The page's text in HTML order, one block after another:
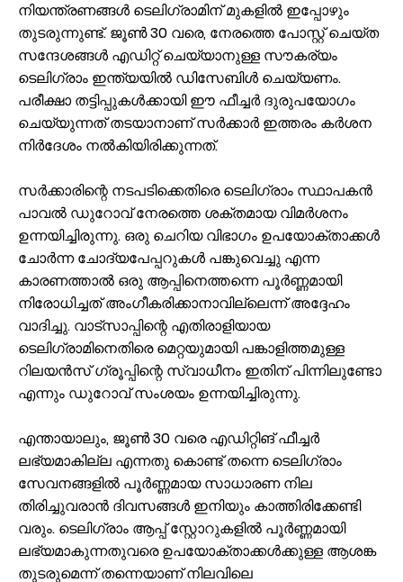
നിയന്ത്രണങ്ങൾ ടെലിഗ്രാമിന് മുകളിൽ ഇപ്പോഴും
തുടരുന്നുണ്ട്. ജൂൺ 30 വരെ, നേരത്തെ പോസ്റ്റ് ചെയ്ത
സന്ദേശങ്ങൾ എഡിറ്റ് ചെയ്യാനുള്ള സൗകര്യം
ടെലിഗ്രാം ഇന്ത്യയിൽ ഡിസേബിൾ ചെയ്യണം.
പരീക്ഷാ തട്ടിപ്പുകൾക്കായി ഈ ഫീച്ചർ ദുരുപയോഗം
ചെയ്യുന്നത് തടയാനാണ് സർക്കാർ ഇത്തരം കർശന
നിർദേശം നൽകിയിരിക്കുന്നത്.
സർക്കാരിന്റെ നടപടിക്കെതിരെ ടെലിഗ്രാം സ്ഥാപകൻ
പാവൽ ഡുറോവ് നേരത്തെ ശക്തമായ വിമർശനം
ഉന്നയിച്ചിരുന്നു. ഒരു ചെറിയ വിഭാഗം ഉപയോക്താക്കൾ
ചോർന്ന ചോദ്യപേപ്പറുകൾ പങ്കുവെച്ചു എന്ന
കാരണത്താൽ ഒരു ആപ്പിനെത്തന്നെ പൂർണ്ണമായി
നിരോധിച്ചത് അംഗീകരിക്കാനാവില്ലെന്ന് അദ്ദേഹം
വാദിച്ചു. വാട്സാപ്പിന്റെ എതിരാളിയായ
ടെലിഗ്രാമിനെതിരെ മെറ്റയുമായി പങ്കാളിത്തമുള്ള
റിലയൻസ് ഗ്രൂപ്പിന്റെ സ്വാധീനം ഇതിന് പിന്നിലുണ്ടോ
എന്നും ഡുറോവ് സംശയം ഉന്നയിച്ചിരുന്നു.
എന്തായാലും, ജൂൺ 30 വരെ എഡിറ്റിങ് ഫീച്ചർ
ലഭ്യമാകില്ല എന്നതു കൊണ്ട് തന്നെ ടെലിഗ്രാം
സേവനങ്ങളിൽ പൂർണ്ണമായ സാധാരണ നില
തിരിച്ചുവരാൻ ദിവസങ്ങൾ ഇനിയും കാത്തിരിക്കേണ്ടി
വരും. ടെലിഗ്രാം ആപ്പ് സ്റ്റോറുകളിൽ പൂർണ്ണമായി
ലഭ്യമാകുന്നതുവരെ ഉപയോക്താക്കൾക്കുള്ള ആശങ്ക
തുടരുമെന്ന് തന്നെയാണ് നിലവിലെ